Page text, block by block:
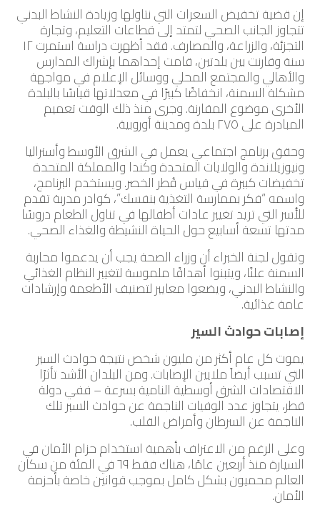
إن قضية تخفيض السعرات التي نتاولها وزيادة النشاط البدني
تتجاوز الجانب الصحي لتمتد إلى قطاعات التعليم، وتجارة
التجزئة، والزراعة، والمصارف. فقد أظهرت دراسة استمرت ١٢
سنة وقارنت بين بلدتين، قامت إحداهما بإشراك المدارس
والأهالي والمجتمع المحلي ووسائل الإعلام في مواجهة
مشكلة السمنة، انخفاضًا كبيرًا في معدلاتها قياسًا بالبلدة
الأخرى موضوع المقارنة. وجرى منذ ذلك الوقت تعميم
المبادرة على ٢٧٥ بلدة ومدينة أوروبية.
وحقق برنامج اجتماعي يعمل في الشرق الأوسط وأستراليا
ونيوزيلاندة والولايات المتحدة وكندا والمملكة المتحدة
تخفيضات كبيرة في قياس قُطر الخصر. ويستخدم البرنامج،
واسمه “فكر بممارسة التغذية بنفسك”، كوادر مدربة تقدم
للأُسر التي تريد تغيير عادات أطفالها في تناول الطعام دروسًا
مدتها تسعة أسابيع حول الحياة النشيطة والغذاء الصحي.
وتقول لجنة الخبراء أن وزراء الصحة يجب أن يدعموا محاربة
السمنة علنًا، ويتبنوا أهدافًا ملموسة لتغيير النظام الغذائي
والنشاط البدني، ويضعوا معايير لتصنيف الأطعمة وإرشادات
عامة غذائية.
إصابات حوادث السير
يموت كل عام أكثر من مليون شخص نتيجة حوادث السير
التي تسبب أيضاً ملايين الإصابات. ومن البلدان الأشد تأثرًا
الاقتصادات الشرق أوسطية النامية بسرعة – ففي دولة
قطر، يتجاوز عدد الوفيات الناجمة عن حوادث السير تلك
الناجمة عن السرطان وأمراض القلب.
وعلى الرغم من الاعتراف بأهمية استخدام حزام الأمان في
السيارة منذ أربعين عامًا، هناك فقط ٦٩ في المئة من سكان
العالم محميون بشكل كامل بموجب قوانين خاصة بأحزمة
الأمان.